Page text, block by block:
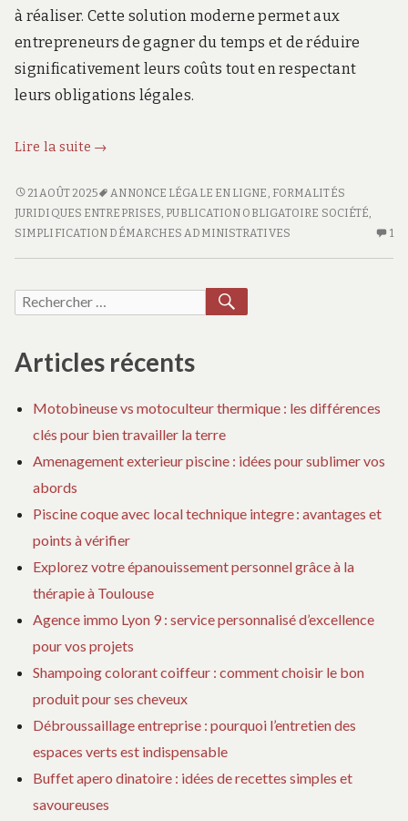
à réaliser. Cette solution moderne permet aux
entrepreneurs de gagner du temps et de réduire
significativement leurs coûts tout en respectant
leurs obligations légales.
Lire la suite
Annonce
en
ligne
:
la
rapide
économique
→
ANNONCE
LÉGALE
EN
LA
SOLUTION
ET
ÉCONOMIQUE
21 AOÛT 2025 ANNONCE LÉGALE EN LIGNE , FORMALITÉS
JURIDIQUES ENTREPRISES, PUBLICATION OBLIGATOIRE SOCIÉTÉ,
SIMPLIFICATION DÉMARCHES ADMINISTRATIVES
1
Recherche
Articles récents
Motobineuse vs motoculteur thermique : les différences
clés pour bien travailler la terre
Amenagement exterieur piscine : idées pour sublimer vos
abords
Piscine coque avec local technique integre : avantages et
points à vérifier
Explorez votre épanouissement personnel grâce à la
thérapie à Toulouse
Agence immo Lyon 9 : service personnalisé d’excellence
pour vos projets
Shampoing colorant coiffeur : comment choisir le bon
produit pour ses cheveux
Débroussaillage entreprise : pourquoi l’entretien des
espaces verts est indispensable
Buffet apero dinatoire : idées de recettes simples et
savoureuses